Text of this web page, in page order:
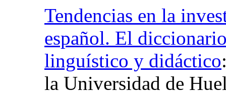
Tendencias en la
español. El
linguístico y didáctico
la Universidad de